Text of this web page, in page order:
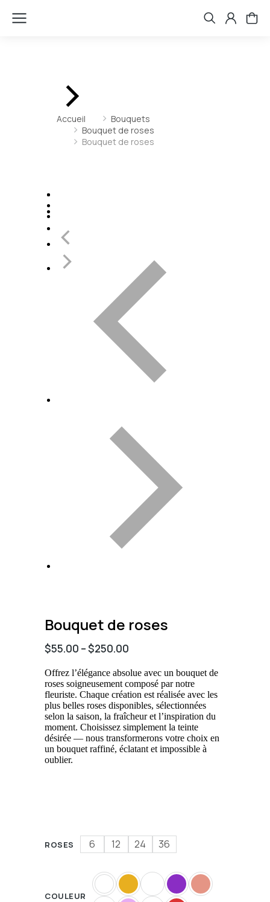
Vous êtes ici :
Accueil
Bouquets
Bouquet de roses
Bouquet de roses
Bouquet de roses
$55.00 –$250.00
Offrez l’élégance absolue avec un bouquet de
roses soigneusement composé par notre
fleuriste. Chaque création est réalisée avec les
plus belles roses disponibles, sélectionnées
selon la saison, la fraîcheur et l’inspiration du
moment. Choisissez simplement la teinte
désirée — nous transformerons votre choix en
un bouquet raffiné, éclatant et impossible à
oublier.
ROSES 6 12 24 36
COULEUR